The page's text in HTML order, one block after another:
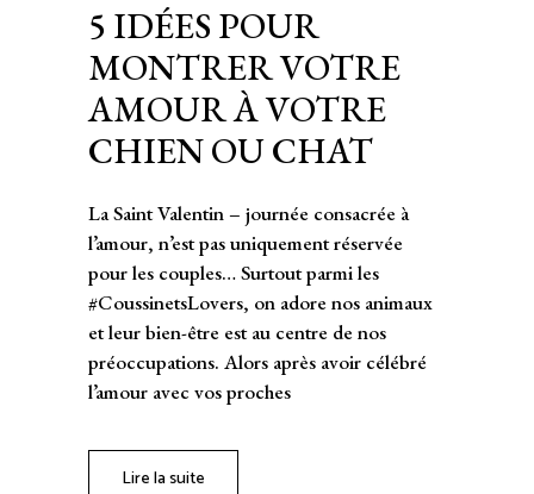
5 IDÉES POUR
MONTRER VOTRE
AMOUR À VOTRE
CHIEN OU CHAT
La Saint Valentin – journée consacrée à
l’amour, n’est pas uniquement réservée
pour les couples… Surtout parmi les
#CoussinetsLovers, on adore nos animaux
et leur bien-être est au centre de nos
préoccupations. Alors après avoir célébré
l’amour avec vos proches
Lire la suite